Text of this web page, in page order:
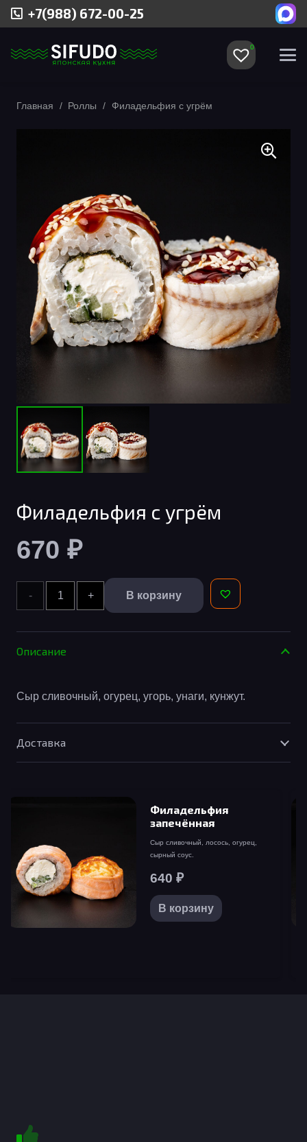
+7(988) 672-00-25
0
Главная / Роллы / Филадельфия с угрём
Филадельфия с угрём
670 ₽
Количество
Филадельфия
угрём
В корзину
Описание
Cыр сливочный, огурец, угорь, унаги, кунжут.
Доставка
Филадельфия
запечённая
Сыр сливочный, лосось, огурец,
сырный соус.
640 ₽
В корзину